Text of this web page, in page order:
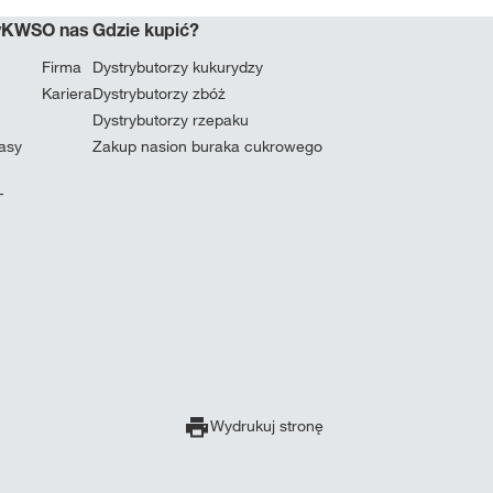
O nas
Firma
Kariera
Gdzie kupić?
Dystrybutorzy kukurydzy
Dystrybutorzy zbóż
Dystrybutorzy rzepaku
Zakup nasion buraka cukrowego
Wydrukuj stronę